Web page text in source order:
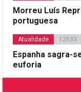
Morreu Luís
portuguesa
Atualidade 12h33
Espanha sagra-
euforia